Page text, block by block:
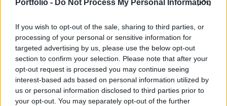
Portfolio - Do Not Process My Personal Information
If you wish to opt-out of the sale, sharing to third parties, or
processing of your personal or sensitive information for
targeted advertising by us, please use the below opt-out
section to confirm your selection. Please note that after your
opt-out request is processed you may continue seeing
interest-based ads based on personal information utilized by
us or personal information disclosed to third parties prior to
your opt-out. You may separately opt-out of the further
Lesz hó karácsonykor? Fehér karácsony 2023-ban Már
mindenki karácsonyi lázban ég, ebben a szakadó esőben
pedig felmerül a kérdés, hogy látunk-e havat karácsonykor?
- teszi fel a kérdést az Országos Meteorológiai Szolgálat. A
jelenlegi legfrissebb (2023.12.13. 00 UTC-s) ECMWF
valószínűségi előrejelzések alapján a fehér karácsony